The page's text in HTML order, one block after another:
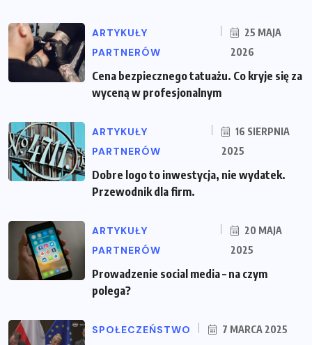
ARTYKUŁY
PARTNERÓW
25 MAJA
2026
Cena bezpiecznego tatuażu. Co kryje się za
wyceną w profesjonalnym
ARTYKUŁY
PARTNERÓW
16 SIERPNIA
2025
Dobre logo to inwestycja, nie wydatek.
Przewodnik dla firm.
ARTYKUŁY
PARTNERÓW
20 MAJA
2025
Prowadzenie social media – na czym
polega?
SPOŁECZEŃSTWO 7 MARCA 2025